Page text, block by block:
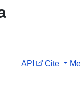
API Cite